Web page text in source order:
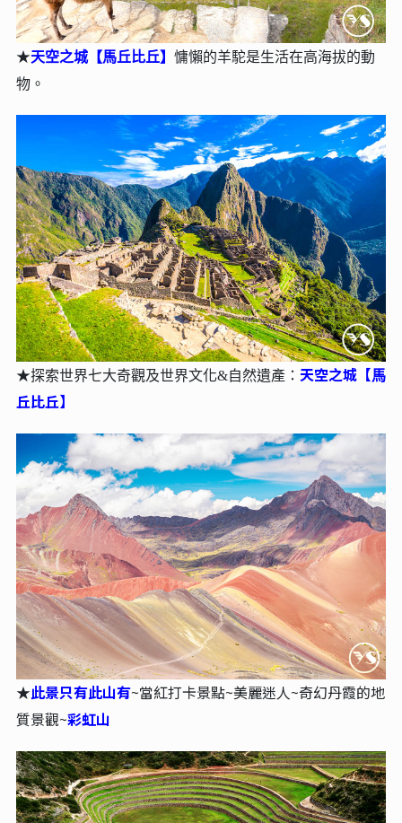
★天空之城【⾺丘比丘】 慵懶的羊駝是生活在高海拔的動
物。
★探索世界七⼤奇觀及世界文化&⾃然遺產： 天空之城【⾺
丘比丘】
★此景只有此山有~當紅打卡景點~美麗迷人~奇幻丹霞的地
質景觀~彩虹山